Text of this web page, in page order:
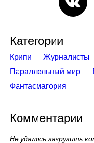
Категории
Крипи Журналисты
Параллельный мир
Фантасмагория
Комментарии
Не удалось загрузить